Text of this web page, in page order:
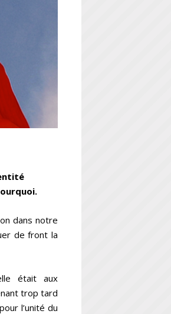
dans notre
de front la
était aux
trop tard
l’unité du